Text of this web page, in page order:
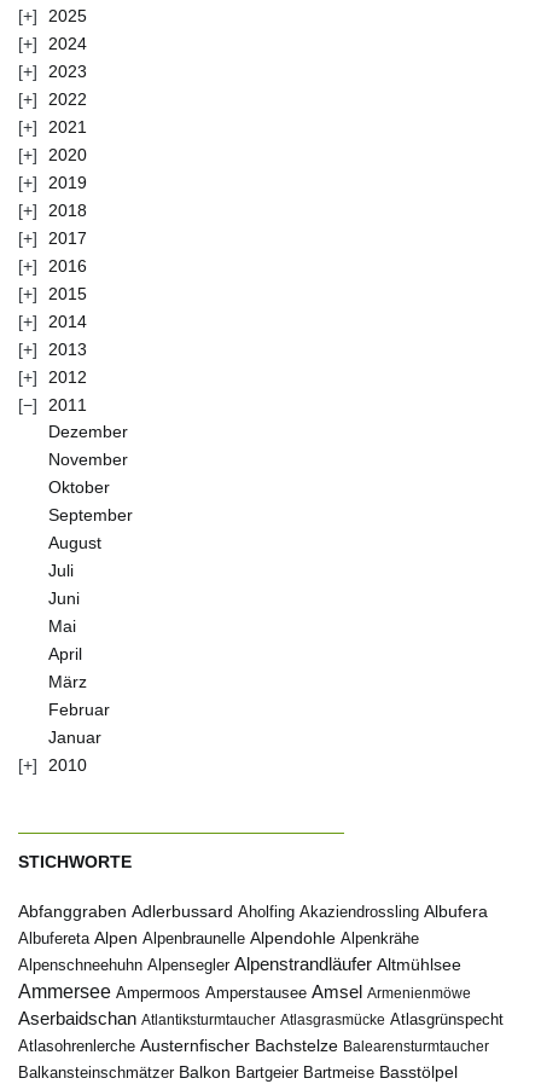
2025
2024
2023
2022
2021
2020
2019
2018
2017
2016
2015
2014
2013
2012
2011
Dezember
November
Oktober
September
August
Juli
Juni
Mai
April
März
Februar
Januar
2010
STICHWORTE
Abfanggraben Adlerbussard Aholfing Akaziendrossling Albufera
Albufereta Alpen Alpenbraunelle Alpendohle Alpenkrähe
Alpenschneehuhn Alpensegler Alpenstrandläufer Altmühlsee
Ammersee Ampermoos Amperstausee Amsel Armenienmöwe
Aserbaidschan Atlantiksturmtaucher Atlasgrasmücke Atlasgrünspecht
Atlasohrenlerche Austernfischer Bachstelze Balearensturmtaucher
Balkansteinschmätzer Balkon Bartgeier Bartmeise Basstölpel